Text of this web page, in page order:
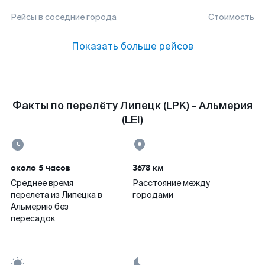
Рейсы в соседние города Стоимость
Показать больше рейсов
Факты по перелёту Липецк (LPK) - Альмерия
(LEI)
около 5 часов
Среднее время
перелета из Липецка в
Альмерию без
пересадок
3678 км
Расстояние между
городами